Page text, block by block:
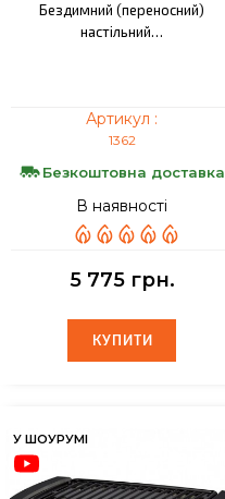
Бездимний (переносний)
настільний…
Артикул :
1362
Безкоштовна доставка
В наявності
5 775 грн.
КУПИТИ
КУПИТИ
У ШОУРУМІ